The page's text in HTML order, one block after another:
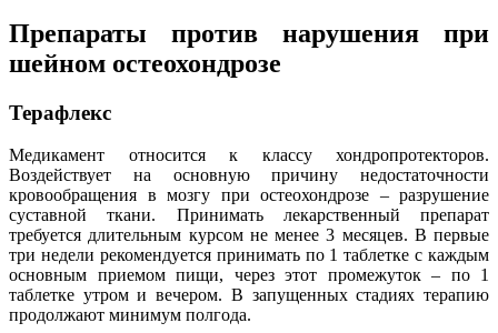
Препараты против нарушения при
шейном остеохондрозе
Терафлекс
Медикамент относится к классу хондропротекторов.
Воздействует на основную причину недостаточности
кровообращения в мозгу при остеохондрозе – разрушение
суставной ткани. Принимать лекарственный препарат
требуется длительным курсом не менее 3 месяцев. В первые
три недели рекомендуется принимать по 1 таблетке с каждым
основным приемом пищи, через этот промежуток – по 1
таблетке утром и вечером. В запущенных стадиях терапию
продолжают минимум полгода.